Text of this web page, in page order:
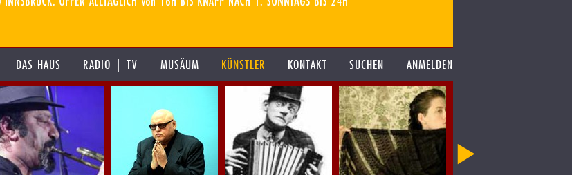
DAS HAUS RADIO | TV MUSÄUM KÜNSTLER KONTAKT SUCHEN ANMELDEN